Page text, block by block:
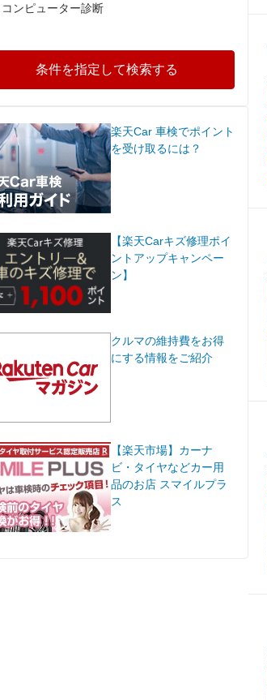
コンピューター診断
条件を指定して検索する
楽天Car 車検でポイント
を受け取るには？
【楽天Carキズ修理ポイ
ントアップキャンペー
ン】
クルマの維持費をお得
にする情報をご紹介
【楽天市場】カーナ
ビ・タイヤなどカー用
品のお店 スマイルプラ
ス